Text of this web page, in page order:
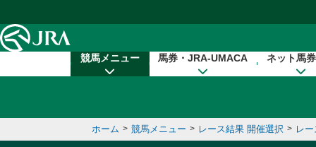
競馬メニュー 馬券・JRA-UMACA ネット馬
ホーム > 競馬メニュー > レース結果 開催選択 > レ